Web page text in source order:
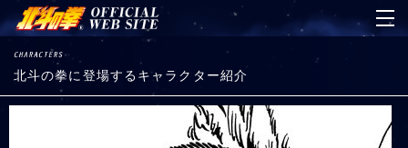
北斗の拳に登場するキャラクター紹介